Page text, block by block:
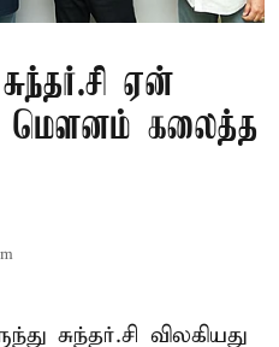
ஏன்
மௌனம் கலைத்த
சுந்தர்.சி விலகியது